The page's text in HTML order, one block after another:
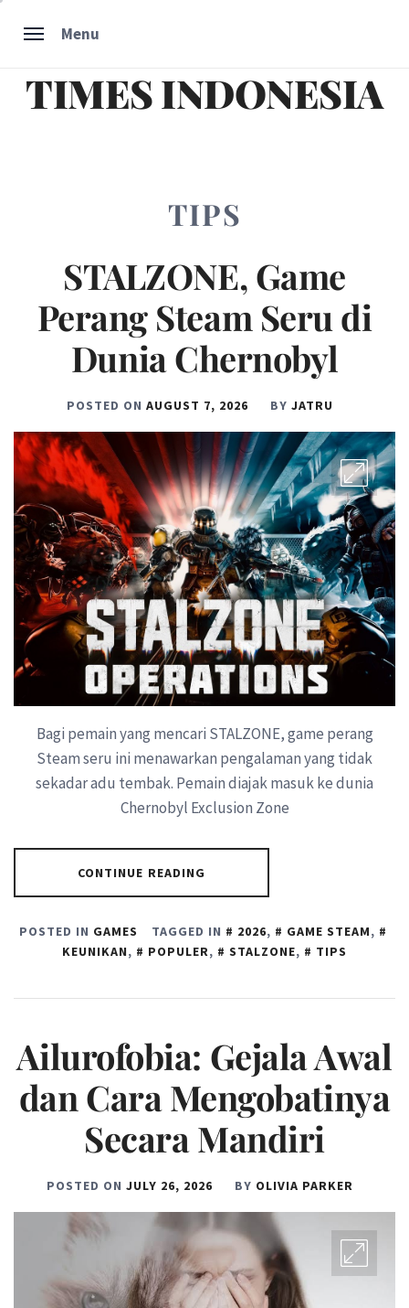
Menu
TIMES INDONESIA
TIPS
STALZONE, Game
Perang Steam Seru di
Dunia Chernobyl
POSTED ON AUGUST 7, 2026 BY JATRU
Bagi pemain yang mencari STALZONE, game perang
Steam seru ini menawarkan pengalaman yang tidak
sekadar adu tembak. Pemain diajak masuk ke dunia
Chernobyl Exclusion Zone
CONTINUE READING
POSTED IN GAMES TAGGED IN 2026, GAME STEAM,
KEUNIKAN, POPULER, STALZONE, TIPS
Ailurofobia: Gejala Awal
dan Cara Mengobatinya
Secara Mandiri
POSTED ON JULY 26, 2026 BY OLIVIA PARKER